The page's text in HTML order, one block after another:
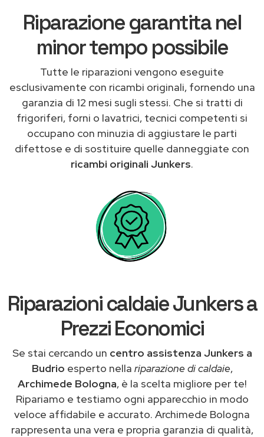
Riparazione garantita nel
minor tempo possibile
Tutte le riparazioni vengono eseguite
esclusivamente con ricambi originali, fornendo una
garanzia di 12 mesi sugli stessi. Che si tratti di
frigoriferi, forni o lavatrici, tecnici competenti si
occupano con minuzia di aggiustare le parti
difettose e di sostituire quelle danneggiate con
ricambi originali Junkers.
Riparazioni caldaie Junkers a
Prezzi Economici
Se stai cercando un centro assistenza Junkers a
Budrio esperto nella riparazione di caldaie,
Archimede Bologna, è la scelta migliore per te!
Ripariamo e testiamo ogni apparecchio in modo
veloce affidabile e accurato. Archimede Bologna
rappresenta una vera e propria garanzia di qualità,